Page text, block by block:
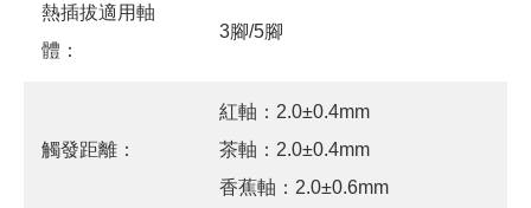
熱插拔適用軸
體：
3腳/5腳
觸發距離：
紅軸：2.0±0.4mm
茶軸：2.0±0.4mm
香蕉軸：2.0±0.6mm